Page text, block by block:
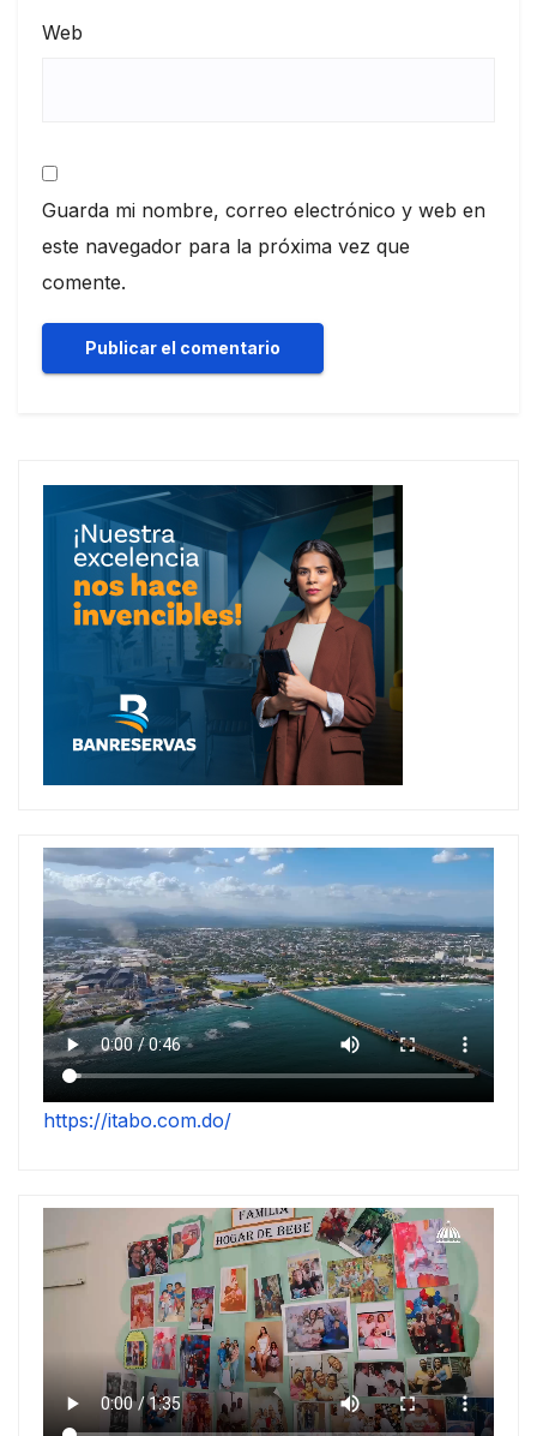
Web
Guarda mi nombre, correo electrónico y web en
este navegador para la próxima vez que
comente.
https://itabo.com.do/